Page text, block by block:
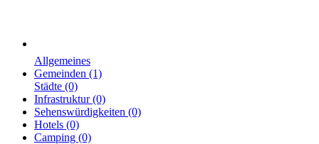
Allgemeines
Gemeinden (1)
Städte (0)
Infrastruktur (0)
Sehenswürdigkeiten (0)
Hotels (0)
Camping (0)